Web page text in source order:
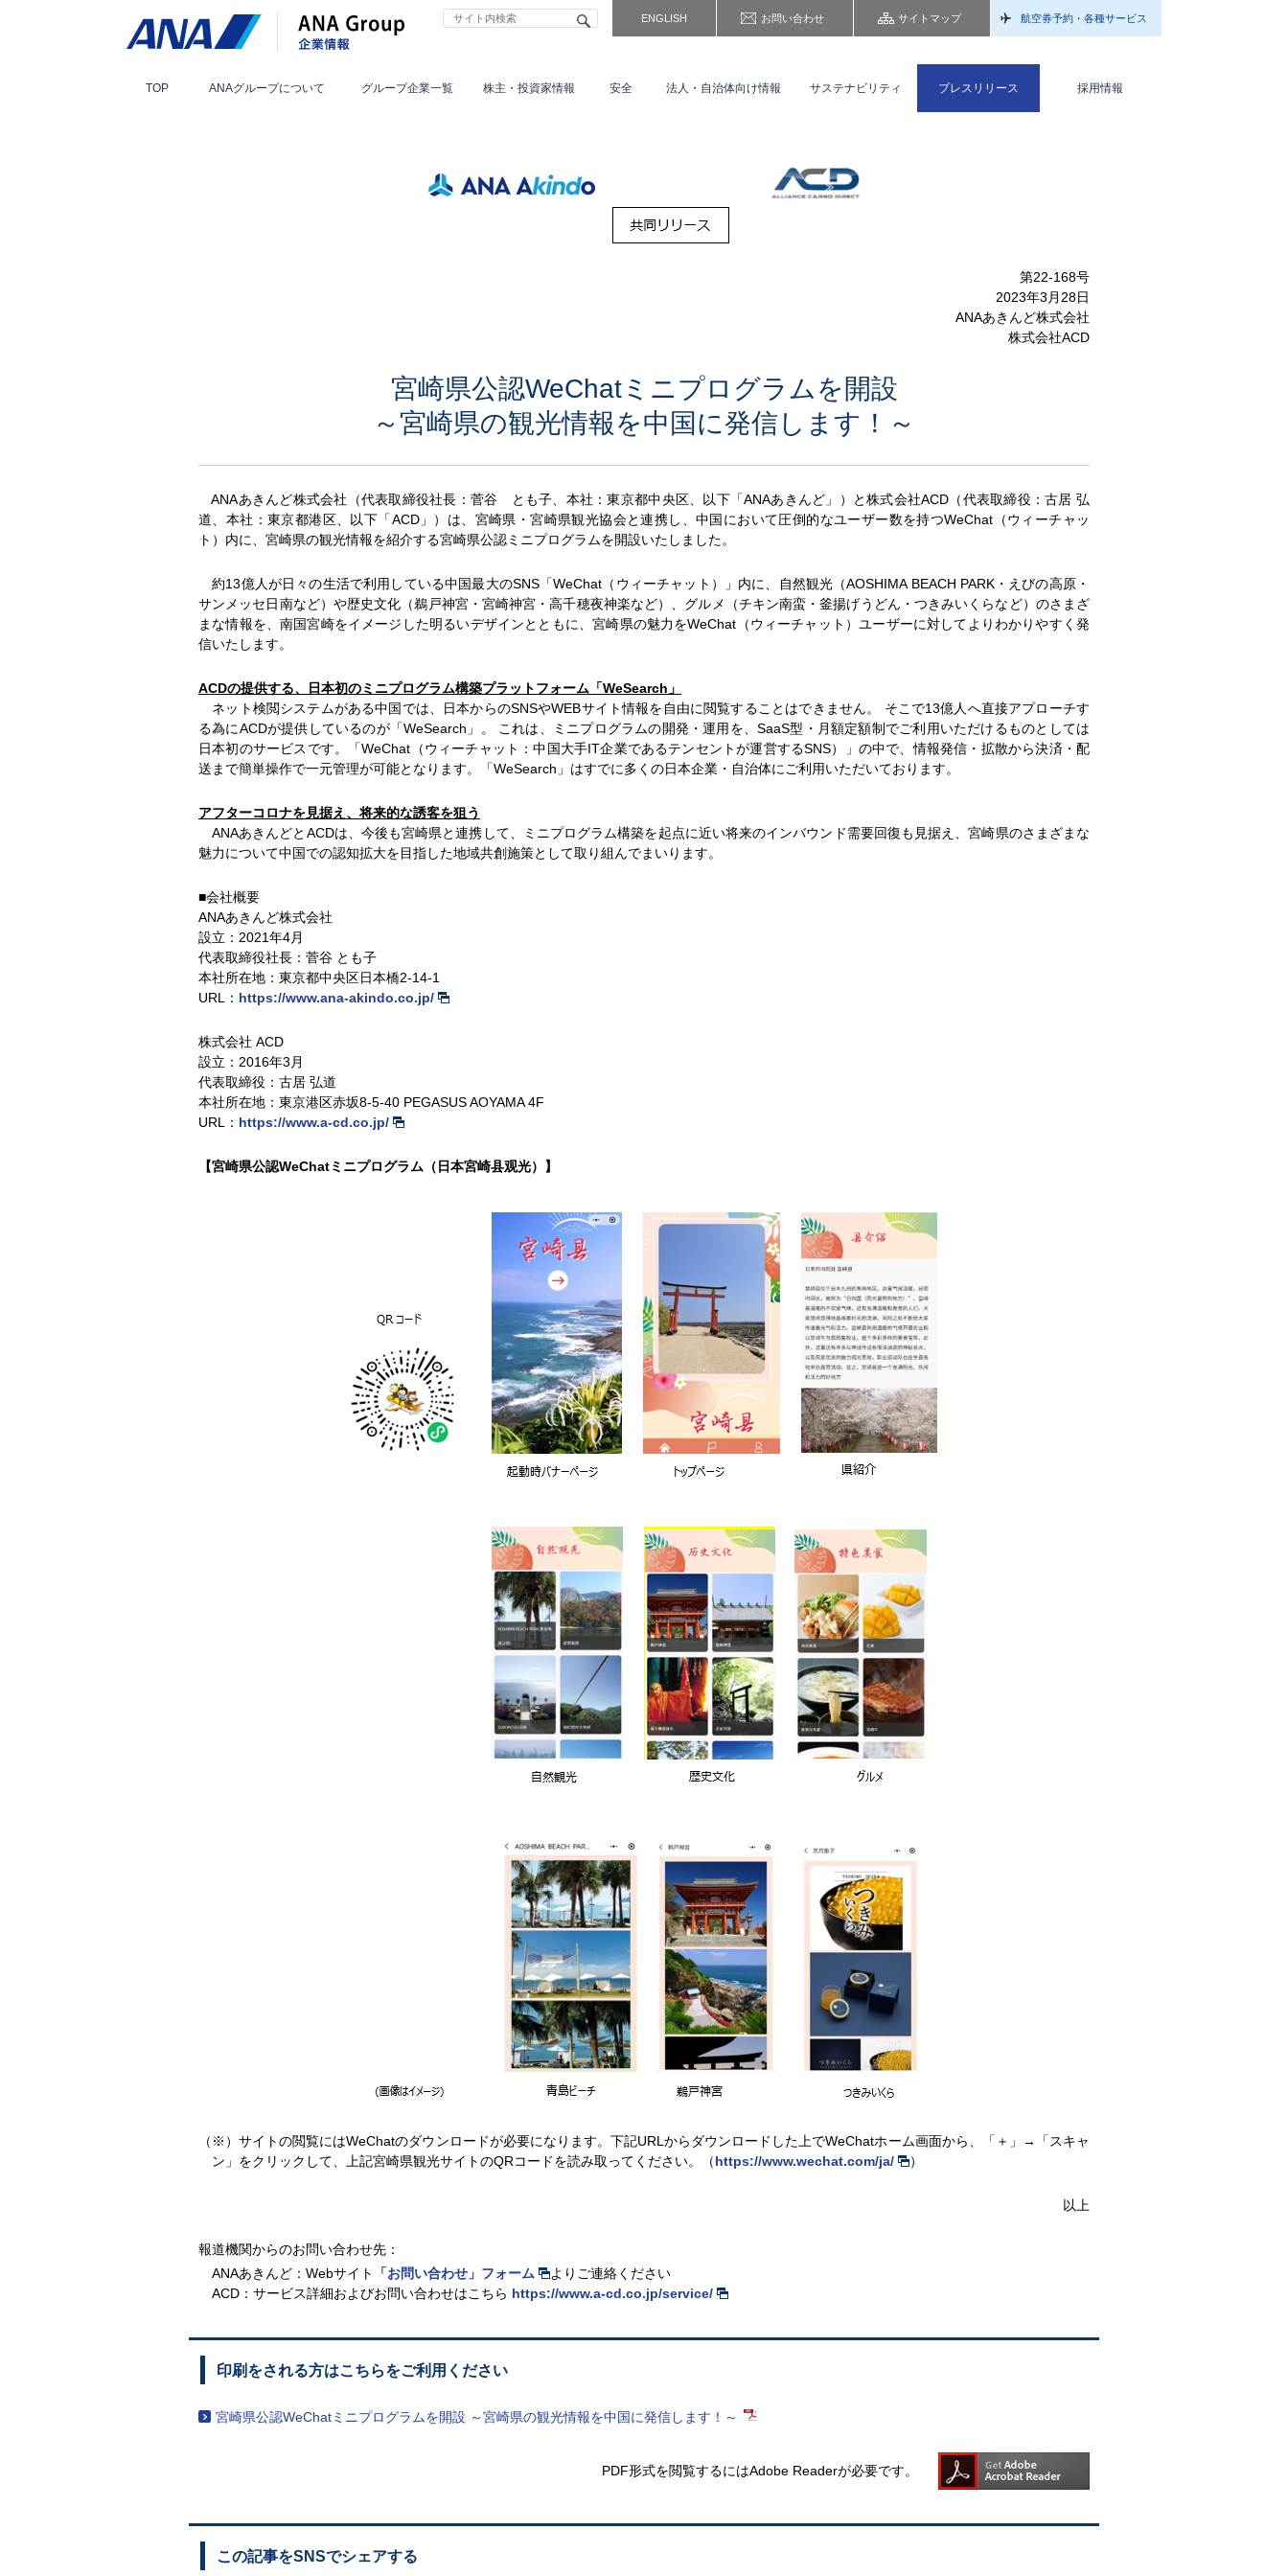
ENGLISH お問い合わせ サイトマップ 航空券予約・各種サービス
TOP ANAグループについて グループ企業一覧 株主・投資家情報 安全 法人・自治体向け情報 サステナビリティ プレスリリース 採用情報
第22-168号
2023年3月28日
ANAあきんど株式会社
株式会社ACD
宮崎県公認WeChatミニプログラムを開設
～宮崎県の観光情報を中国に発信します！～
ANAあきんど株式会社（代表取締役社長：菅谷 とも子、本社：東京都中央区、以下「ANAあきんど」）と株式会社ACD（代表取締役：古居 弘
道、本社：東京都港区、以下「ACD」）は、宮崎県・宮崎県観光協会と連携し、中国において圧倒的なユーザー数を持つWeChat（ウィーチャッ
ト）内に、宮崎県の観光情報を紹介する宮崎県公認ミニプログラムを開設いたしました。
約13億人が日々の生活で利用している中国最大のSNS「WeChat（ウィーチャット）」内に、自然観光（AOSHIMA BEACH PARK・えびの高原・
サンメッセ日南など）や歴史文化（鵜戸神宮・宮崎神宮・高千穂夜神楽など）、グルメ（チキン南蛮・釜揚げうどん・つきみいくらなど）のさまざ
まな情報を、南国宮崎をイメージした明るいデザインとともに、宮崎県の魅力をWeChat（ウィーチャット）ユーザーに対してよりわかりやすく発
信いたします。
ACDの提供する、日本初のミニプログラム構築プラットフォーム「WeSearch」
ネット検閲システムがある中国では、日本からのSNSやWEBサイト情報を自由に閲覧することはできません。 そこで13億人へ直接アプローチす
る為にACDが提供しているのが「WeSearch」。 これは、ミニプログラムの開発・運用を、SaaS型・月額定額制でご利用いただけるものとしては
日本初のサービスです。「WeChat（ウィーチャット：中国大手IT企業であるテンセントが運営するSNS）」の中で、情報発信・拡散から決済・配
送まで簡単操作で一元管理が可能となります。「WeSearch」はすでに多くの日本企業・自治体にご利用いただいております。
アフターコロナを見据え、将来的な誘客を狙う
ANAあきんどとACDは、今後も宮崎県と連携して、ミニプログラム構築を起点に近い将来のインバウンド需要回復も見据え、宮崎県のさまざまな
魅力について中国での認知拡大を目指した地域共創施策として取り組んでまいります。
■会社概要
ANAあきんど株式会社
設立：2021年4月
代表取締役社長：菅谷 とも子
本社所在地：東京都中央区日本橋2-14-1
URL： https://www.ana-akindo.co.jp/
株式会社 ACD
設立：2016年3月
代表取締役：古居 弘道
本社所在地：東京港区赤坂8-5-40 PEGASUS AOYAMA 4F
URL： https://www.a-cd.co.jp/
【宮崎県公認WeChatミニプログラム（日本宮崎县观光）】
（※）サイトの閲覧にはWeChatのダウンロードが必要になります。下記URLからダウンロードした上でWeChatホーム画面から、「＋」→「スキャ
ン」をクリックして、上記宮崎県観光サイトのQRコードを読み取ってください。（https://www.wechat.com/ja/ ）
以上
報道機関からのお問い合わせ先：
ANAあきんど：Webサイト
「お問い合わせ」フォーム
よりご連絡ください
ACD：サービス詳細およびお問い合わせはこちら https://www.a-cd.co.jp/service/
印刷をされる方はこちらをご利用ください
宮崎県公認WeChatミニプログラムを開設 ～宮崎県の観光情報を中国に発信します！～
PDF形式を閲覧するにはAdobe Readerが必要です。
この記事をSNSでシェアする